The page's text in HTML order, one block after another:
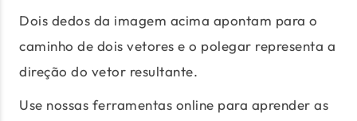
Dois dedos da imagem acima apontam para o
caminho de dois vetores e o polegar representa a
direção do vetor resultante.
Use nossas ferramentas online para aprender as